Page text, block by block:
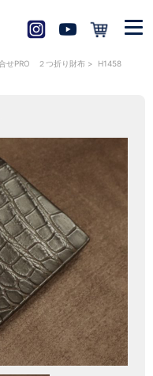
せPRO ２つ折り財布 >
H1458